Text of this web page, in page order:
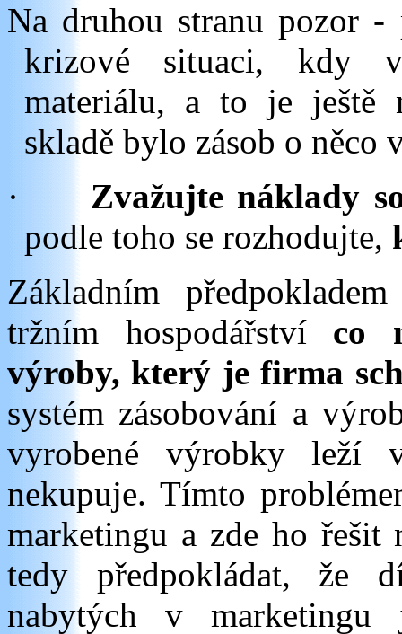
Na druhou stranu pozor -
krizové situaci, kdy
materiálu, a to je ještě
skladě bylo zásob o něco
·
Zvažujte náklady
podle toho se rozhodujte,
Základním
tržním hospodářstvíco
výroby, který je firma
systém zásobování a
vyrobené výrobky leží
nekupuje. Tímto
marketingu a zde ho řešit
tedy předpokládat, že
nabytých v marketingu